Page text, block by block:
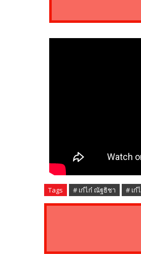
Tags # เก๋ไก๋ ณัฐธิชา # เก๋